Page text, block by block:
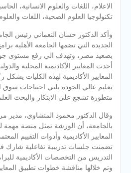
الاعلام، اللغات والعلوم الانسانية،
تكنولوجيا العلوم الصحية، اللغات والعلوم
وأكد الدكتور حسان النعماني رئيس
الجديدة التي تضمها الجامعة الأهلية
بصعيد مصر، وتهدف الي رفع مستوى
أحدث المعايير الأكاديمية المحلية
المعايير الأكاديمية لهذه الكليات
تعليم عالي الجودة يلبي احتياجات سوق
متطورة تشجع على الابتكار والبحث
وقال الدكتور محمود المنشاوي، مدير
بالجامعة، أن الورشة تمثل منصة مهمة
المعايير الأكاديمية وأدوات التقييم
تضمنت جلسات تدريبية تفاعلية شارك
التدريس من التخصصات الأكاديمية
وتم خلالها مناقشة خطوات تطبيق